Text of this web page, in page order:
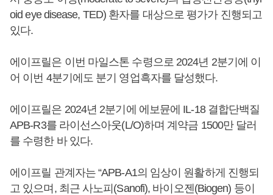
oid eye disease, TED) 환자를 대상으로 평가가 진행되고
있다.
에이프릴은 이번 마일스톤 수령으로 2024년 2분기에 이
어 이번 4분기에도 분기 영업흑자를 달성했다.
에이프릴은 2024년 2분기에 에보뮨에 IL-18 결합단백질
APB-R3를 라이선스아웃(L/O)하며 계약금 1500만 달러
를 수령한 바 있다.
에이프릴 관계자는 “APB-A1의 임상이 원활하게 진행되
고 있으며, 최근 사노피(Sanofi), 바이오젠(Biogen) 등이